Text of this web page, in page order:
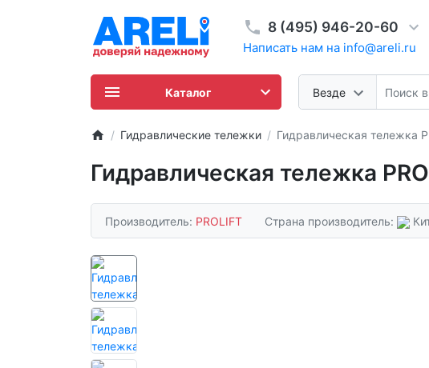
8 (495) 946-20-60
Написать нам на info@areli.ru
Везде
Каталог
Гидравлические тележки Гидравлическая тележка
Гидравлическая тележка
Производитель: PROLIFT Страна производитель: